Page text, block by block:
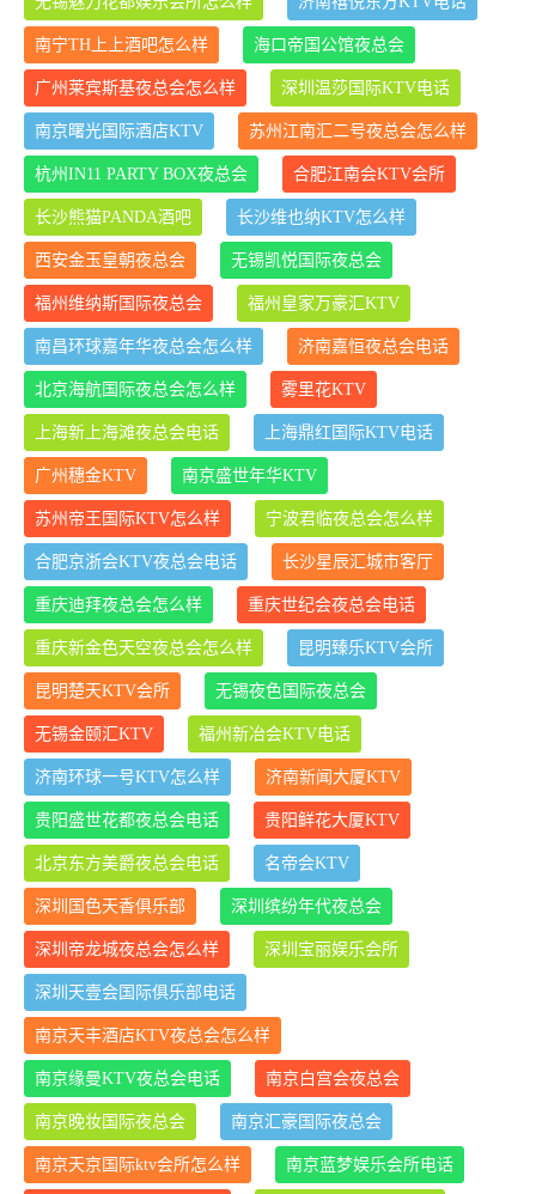
南宁TH上上酒吧怎么样 海口帝国公馆夜总会
广州莱宾斯基夜总会怎么样 深圳温莎国际KTV电话
南京曙光国际酒店KTV 苏州江南汇二号夜总会怎么样
杭州IN11 PARTY BOX夜总会 合肥江南会KTV会所
长沙熊猫PANDA酒吧 长沙维也纳KTV怎么样
西安金玉皇朝夜总会 无锡凯悦国际夜总会
福州维纳斯国际夜总会 福州皇家万豪汇KTV
南昌环球嘉年华夜总会怎么样 济南嘉恒夜总会电话
北京海航国际夜总会怎么样 雾里花KTV
上海新上海滩夜总会电话 上海鼎红国际KTV电话
广州穗金KTV 南京盛世年华KTV
苏州帝王国际KTV怎么样 宁波君临夜总会怎么样
合肥京浙会KTV夜总会电话 长沙星辰汇城市客厅
重庆迪拜夜总会怎么样 重庆世纪会夜总会电话
重庆新金色天空夜总会怎么样 昆明臻乐KTV会所
昆明楚天KTV会所 无锡夜色国际夜总会
无锡金颐汇KTV 福州新冶会KTV电话
济南环球一号KTV怎么样 济南新闻大厦KTV
贵阳盛世花都夜总会电话 贵阳鲜花大厦KTV
北京东方美爵夜总会电话 名帝会KTV
深圳国色天香俱乐部 深圳缤纷年代夜总会
深圳帝龙城夜总会怎么样 深圳宝丽娱乐会所
深圳天壹会国际俱乐部电话
南京天丰酒店KTV夜总会怎么样
南京缘曼KTV夜总会电话 南京白宫会夜总会
南京晚妆国际夜总会 南京汇豪国际夜总会
南京天京国际ktv会所怎么样 南京蓝梦娱乐会所电话